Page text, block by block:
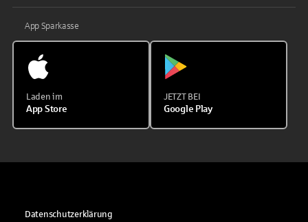
App Sparkasse
Laden im
App Store
JETZT BEI
Google Play
Datenschutzerklärung